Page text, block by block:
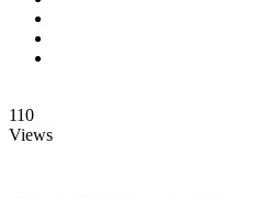
110
Views